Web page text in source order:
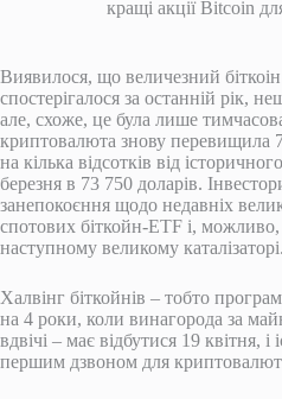
кращі акції Bitcoin
Виявилося, що величезний
спостерігалося за останній рік,
але, схоже, це була лише
криптовалюта знову перевищила
на кілька відсотків від
березня в 73 750 доларів.
занепокоєння щодо недавніх
спотових біткойн-ETF і,
наступному великому каталізаторі.
Халвінг біткойнів – тобто
на 4 роки, коли винагорода за
вдвічі – має відбутися 19 квітня, і
першим дзвоном для